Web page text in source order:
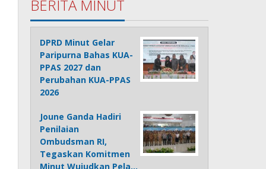
BERITA MINUT
DPRD Minut Gelar
Paripurna Bahas KUA-
PPAS 2027 dan
Perubahan KUA-PPAS
2026
Joune Ganda Hadiri
Penilaian
Ombudsman RI,
Tegaskan Komitmen
Minut Wujudkan Pela…